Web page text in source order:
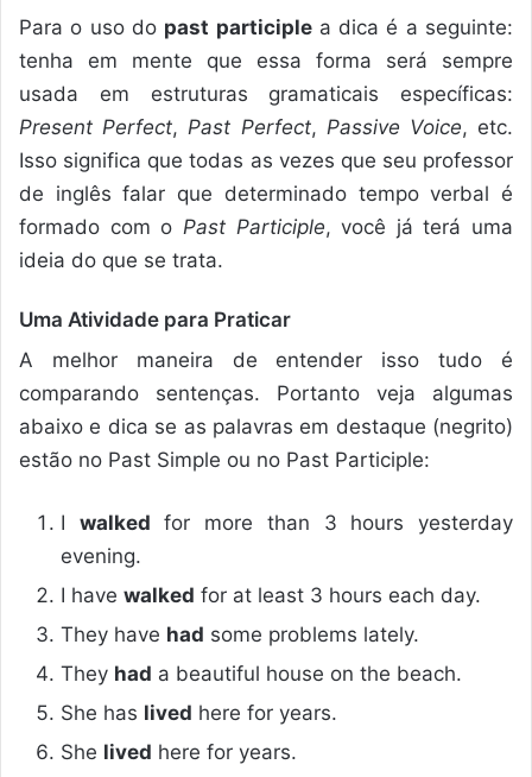
Para o uso do past participlea dica é a seguinte:
tenha em mente que essa forma será sempre
usada em estruturas gramaticais específicas:
Present Perfect,Past Perfect, Passive Voice, etc.
Isso significa que todas as vezes que seu professor
de inglês falar que determinado tempo verbal é
formado com o Past Participle, você já terá uma
ideia do que se trata.
Uma Atividade para Praticar
A melhor maneira de entender isso tudo é
comparando sentenças. Portanto veja algumas
abaixo e dica se as palavras em destaque (negrito)
estão no Past Simple ou no Past Participle:
I walked for more than 3 hours yesterday
evening.
I have walked for at least 3 hours each day.
They have had some problems lately.
They had a beautiful house on the beach.
She has lived here for years.
She lived here for years.